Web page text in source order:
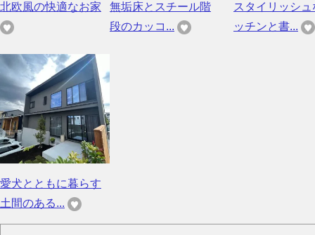
北欧風の快適なお家
無垢床とスチール階
段のカッコ...
スタイリッシュ
ッチンと書...
愛犬とともに暮らす
土間のある...